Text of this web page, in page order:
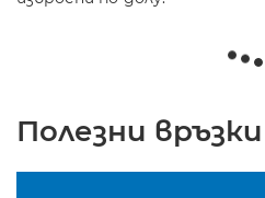
Полезни връзки